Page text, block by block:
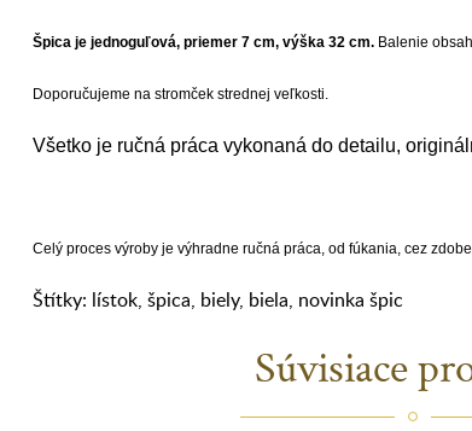
Špica je jednoguľová, priemer 7 cm, výška 32 cm. Balenie
Doporučujeme na stromček strednej veľkosti.
Všetko je ručná práca vykonaná do detailu,
Celý proces výroby je výhradne ručná práca, od fúkania, cez
Štítky: lístok, špica, biely, biela, novinka špic
Súvisiace